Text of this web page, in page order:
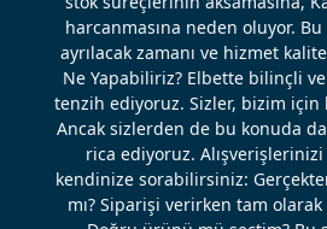
harcanmasına neden oluyor.
ayrılacak zamanı ve hizmet
Ne Yapabiliriz? Elbette bilinçli
tenzih ediyoruz. Sizler, bizim
Ancak sizlerden de bu konuda
rica ediyoruz.
kendinize sorabilirsiniz:
mı? Siparişi verirken tam